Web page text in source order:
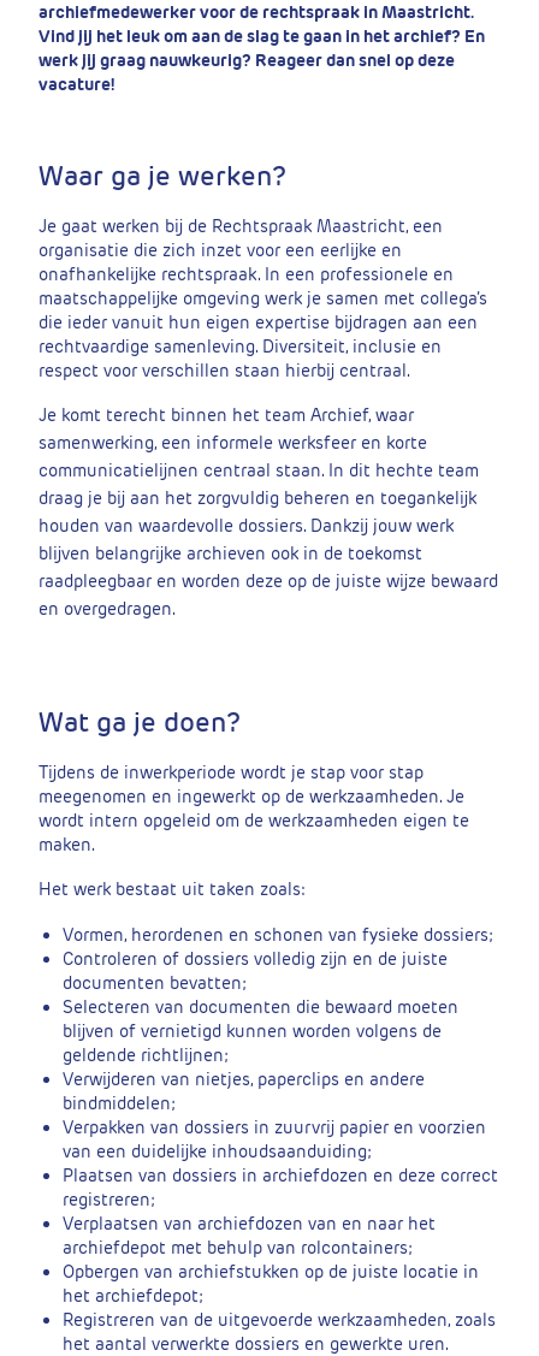
archiefmedewerker voor de rechtspraak in Maastricht.
Vind jij het leuk om aan de slag te gaan in het archief? En
werk jij graag nauwkeurig? Reageer dan snel op deze
vacature!
Waar ga je werken?
Je gaat werken bij de Rechtspraak Maastricht, een
organisatie die zich inzet voor een eerlijke en
onafhankelijke rechtspraak. In een professionele en
maatschappelijke omgeving werk je samen met collega’s
die ieder vanuit hun eigen expertise bijdragen aan een
rechtvaardige samenleving. Diversiteit, inclusie en
respect voor verschillen staan hierbij centraal.
Je komt terecht binnen het team Archief, waar
samenwerking, een informele werksfeer en korte
communicatielijnen centraal staan. In dit hechte team
draag je bij aan het zorgvuldig beheren en toegankelijk
houden van waardevolle dossiers. Dankzij jouw werk
blijven belangrijke archieven ook in de toekomst
raadpleegbaar en worden deze op de juiste wijze bewaard
en overgedragen.
Wat ga je doen?
Tijdens de inwerkperiode wordt je stap voor stap
meegenomen en ingewerkt op de werkzaamheden. Je
wordt intern opgeleid om de werkzaamheden eigen te
maken.
Het werk bestaat uit taken zoals:
Vormen, herordenen en schonen van fysieke dossiers;
Controleren of dossiers volledig zijn en de juiste
documenten bevatten;
Selecteren van documenten die bewaard moeten
blijven of vernietigd kunnen worden volgens de
geldende richtlijnen;
Verwijderen van nietjes, paperclips en andere
bindmiddelen;
Verpakken van dossiers in zuurvrij papier en voorzien
van een duidelijke inhoudsaanduiding;
Plaatsen van dossiers in archiefdozen en deze correct
registreren;
Verplaatsen van archiefdozen van en naar het
archiefdepot met behulp van rolcontainers;
Opbergen van archiefstukken op de juiste locatie in
het archiefdepot;
Registreren van de uitgevoerde werkzaamheden, zoals
het aantal verwerkte dossiers en gewerkte uren.